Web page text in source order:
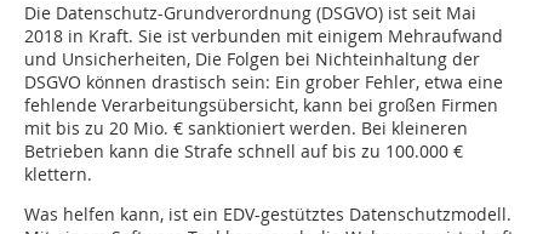
Die Datenschutz-Grundverordnung (DSGVO) ist seit Mai
2018 in Kraft. Sie ist verbunden mit einigem Mehraufwand
und Unsicherheiten, Die Folgen bei Nichteinhaltung der
DSGVO können drastisch sein: Ein grober Fehler, etwa eine
fehlende Verarbeitungsübersicht, kann bei großen Firmen
mit bis zu 20 Mio. € sanktioniert werden. Bei kleineren
Betrieben kann die Strafe schnell auf bis zu 100.000 €
klettern.
Was helfen kann, ist ein EDV-gestütztes Datenschutzmodell.